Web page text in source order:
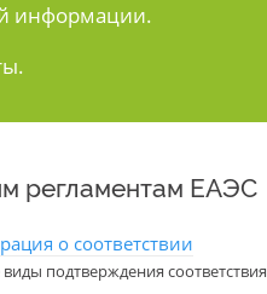
информации.
регламентам ЕАЭС
о соответствии
подтверждения соответствия